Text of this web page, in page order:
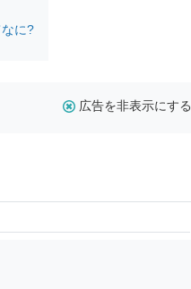
に?
広告を非表示にする